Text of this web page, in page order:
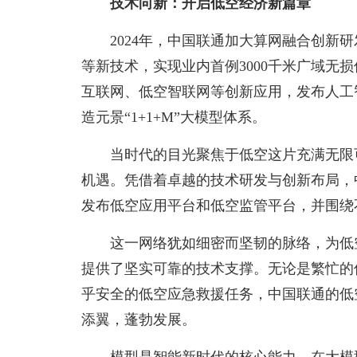
2024年，中国联通加大算网融合创新
等新技术，实现业内首例3000千米广域无
互联网、低空智联网等创新应用，发布人
造元景“1+1+M”大模型体系。
当时代的目光聚焦于低空这片充满无
机遇。凭借着卓越的技术研发与创新布局
发布低空应用平台和低空监管平台，并围
这一网络犹如细密而坚韧的脉络，为
提供了坚实可靠的技术支撑。无论是繁忙
乎安全的低空应急救援任务，中国联通的
添翼，蓬勃发展。